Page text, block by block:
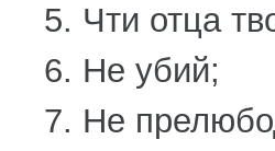
5. Чти отца
6. Не убий;
7. Не